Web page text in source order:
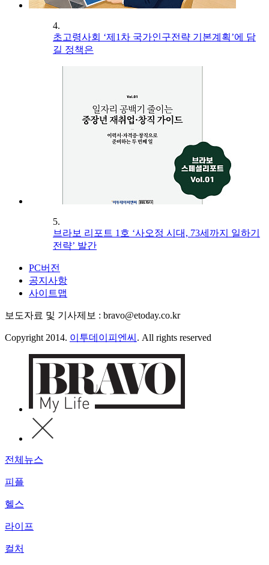
4.
초고령사회 ‘제1차 국가인구전략 기본계획’에 담
길 정책은
5.
브라보 리포트 1호 ‘사오정 시대, 73세까지 일하기
전략’ 발간
PC버전
공지사항
사이트맵
보도자료 및 기사제보 : bravo@etoday.co.kr
Copyright 2014. 이투데이피엔씨 . All rights reserved
전체뉴스
피플
헬스
라이프
컬처